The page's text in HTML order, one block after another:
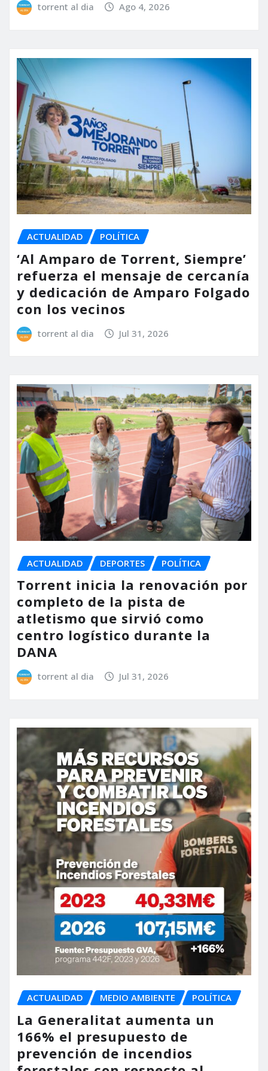
torrent al dia Ago 4, 2026
ACTUALIDAD POLÍTICA
‘Al Amparo de Torrent, Siempre’
refuerza el mensaje de cercanía
y dedicación de Amparo Folgado
con los vecinos
torrent al dia Jul 31, 2026
ACTUALIDAD DEPORTES POLÍTICA
Torrent inicia la renovación por
completo de la pista de
atletismo que sirvió como
centro logístico durante la
DANA
torrent al dia Jul 31, 2026
ACTUALIDAD MEDIO AMBIENTE POLÍTICA
La Generalitat aumenta un
166% el presupuesto de
prevención de incendios